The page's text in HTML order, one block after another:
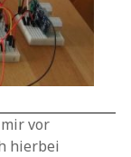
vor
hierbei